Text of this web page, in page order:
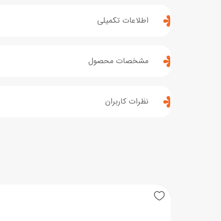
اطلاعات تکمیلی
مشخصات محصول
نظرات کاربران